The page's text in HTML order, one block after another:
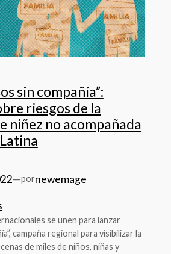
sin compañía”:
riesgos de la
niñez no acompañada
—pornewemage
se unen para lanzar
campaña regional para visibilizar la
de miles de niños, niñas y